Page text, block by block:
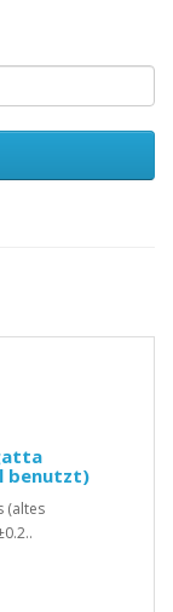
benutzt)
(altes